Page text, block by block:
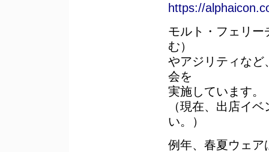
https://
モルト・フェリ
む）
やアジリティなど
会を
実施しています。
（現在、出店イベ
い。）
例年、春夏ウェア